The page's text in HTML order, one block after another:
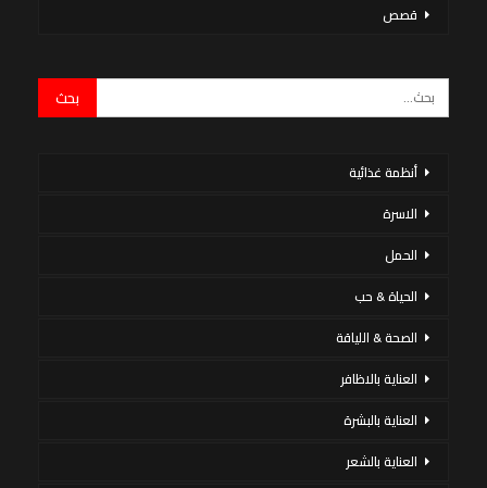
قصص
أنظمة غذائية
الاسرة
الحمل
الحياة & حب
الصحة & اللياقة
العناية بالاظافر
العناية بالبشرة
العناية بالشعر